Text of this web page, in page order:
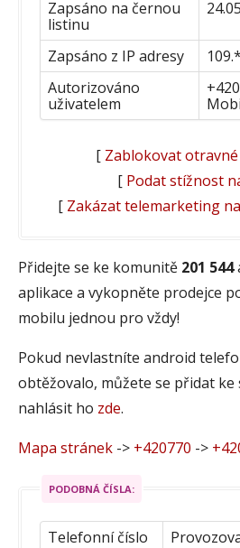
Zapsáno na černou
listinu
Zapsáno z IP adresy
Autorizováno
uživatelem
[ Zablokovat
[ Podat stížnost
[ Zakázat telemarketing
Přidejte se ke komunitě 201 544
aplikace a vykopněte prodejce
mobilu jednou pro vždy!
Pokud nevlastníte android
obtěžovalo, můžete se přidat ke
nahlásit ho zde.
Mapa stránek -> +420770 ->
PODOBNÁ ČÍSLA:
Telefonní číslo